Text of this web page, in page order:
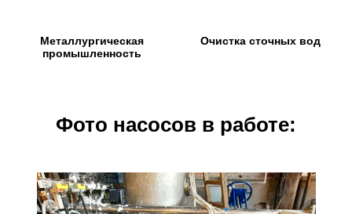
Металлургическая
промышленность
Очистка сточных вод
Фото насосов в работе: